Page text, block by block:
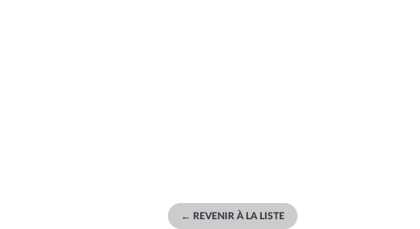
← REVENIR À LA LISTE